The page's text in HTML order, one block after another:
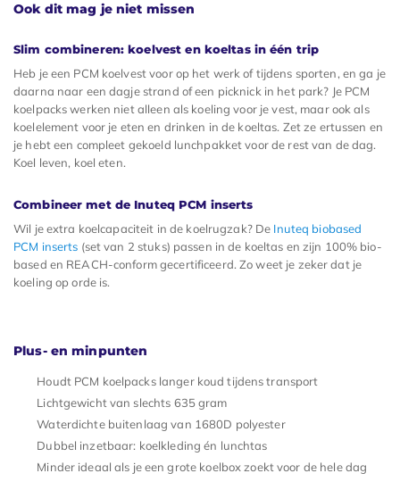
Ook dit mag je niet missen
Slim combineren: koelvest en koeltas in één trip
Heb je een PCM koelvest voor op het werk of tijdens sporten, en ga je
daarna naar een dagje strand of een picknick in het park? Je PCM
koelpacks werken niet alleen als koeling voor je vest, maar ook als
koelelement voor je eten en drinken in de koeltas. Zet ze ertussen en
je hebt een compleet gekoeld lunchpakket voor de rest van de dag.
Koel leven, koel eten.
Combineer met de Inuteq PCM inserts
Wil je extra koelcapaciteit in de koelrugzak? De Inuteq biobased
PCM inserts (set van 2 stuks) passen in de koeltas en zijn 100% bio-
based en REACH-conform gecertificeerd. Zo weet je zeker dat je
koeling op orde is.
Plus- en minpunten
Houdt PCM koelpacks langer koud tijdens transport
Lichtgewicht van slechts 635 gram
Waterdichte buitenlaag van 1680D polyester
Dubbel inzetbaar: koelkleding én lunchtas
Minder ideaal als je een grote koelbox zoekt voor de hele dag